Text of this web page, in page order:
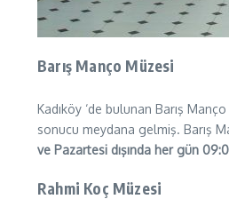
Barış Manço Müzesi
Kadıköy ‘de bulunan Barış
sonucu meydana gelmiş. Barış
ve Pazartesi dışında her gün
Rahmi Koç Müzesi